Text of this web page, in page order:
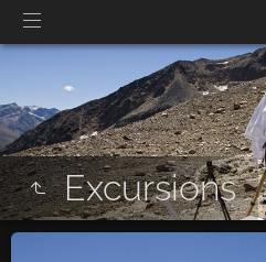
Excursions